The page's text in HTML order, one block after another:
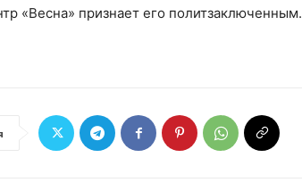
«Весна» признает его политзаключенным.